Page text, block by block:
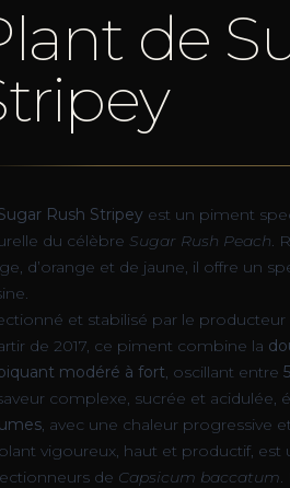
de
Rush Stripey est un piment
du célèbre Sugar Rush Peach.
d’orange et de jaune, il offre un
et stabilisé par le producteur
de 2017, ce piment combine la
modéré à fort, oscillant entre
complexe, sucrée et acidulée,
, avec une chaleur progressive
vigoureux, haut et productif,
de Capsicum baccatum.